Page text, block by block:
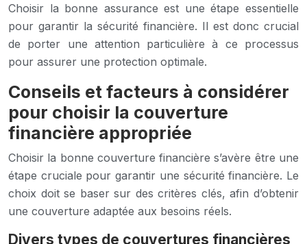
Choisir la bonne assurance est une étape essentielle
pour garantir la sécurité financière. Il est donc crucial
de porter une attention particulière à ce processus
pour assurer une protection optimale.
Conseils et facteurs à considérer
pour choisir la couverture
financière appropriée
Choisir la bonne couverture financière s’avère être une
étape cruciale pour garantir une sécurité financière. Le
choix doit se baser sur des critères clés, afin d’obtenir
une couverture adaptée aux besoins réels.
Divers types de couvertures financières